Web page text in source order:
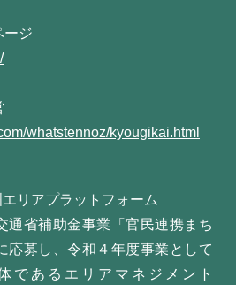
ージ
whatstennoz/kyougikai.html
リアプラットフォーム
通省補助金事業「官民連携まち
応募し、令和４年度事業として
であるエリアマネジメント